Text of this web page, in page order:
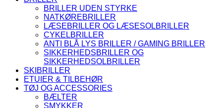
BRILLER UDEN STYRKE
NATKØREBRILLER
LÆSEBRILLER OG LÆSESOLBRILLER
CYKELBRILLER
ANTI BLÅ LYS BRILLER / GAMING BRILLER
SIKKERHEDSBRILLER OG
SIKKERHEDSOLBRILLER
SKIBRILLER
ETUIER & TILBEHØR
TØJ OG ACCESSORIES
BÆLTER
SMYKKER